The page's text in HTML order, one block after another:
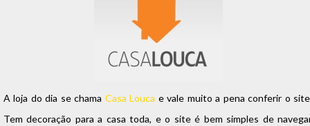
A loja do dia se chama Casa Louca e vale muito a pena conferir o
Tem decoração para a casa toda, e o site é bem simples de